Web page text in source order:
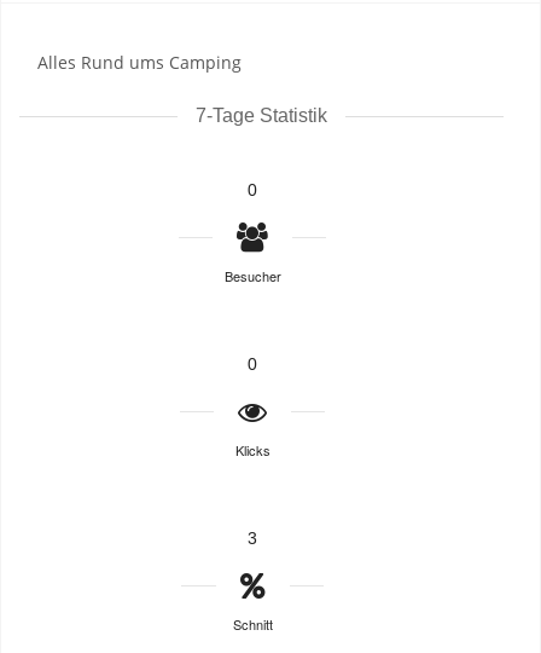
Alles Rund ums Camping
7-Tage Statistik
0
Besucher
0
Klicks
3
Schnitt